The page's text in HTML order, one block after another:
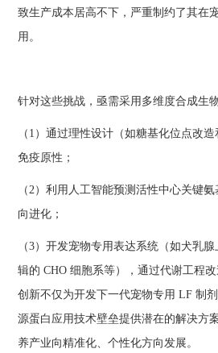
致生产成本居高不下，严重制约了其在
用。
针对这些挑战，亟需采用多维度合成生
（1）通过理性设计（如糖基化位点改
免疫原性；
（2）利用人工智能预测活性中心关键
向进化；
（3）开发宠物专用表达系统（如犬乳
辑的 CHO 细胞系等），通过代谢工程
创新不仅为开发下一代宠物专用 LF 制
源蛋白应用技术壁垒提供潜在的解决方
养产业向精准化、个性化方向发展。